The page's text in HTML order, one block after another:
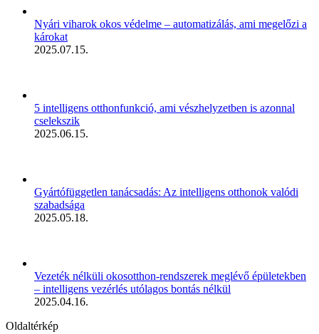
Nyári viharok okos védelme – automatizálás, ami megelőzi a
károkat
2025.07.15.
5 intelligens otthonfunkció, ami vészhelyzetben is azonnal
cselekszik
2025.06.15.
Gyártófüggetlen tanácsadás: Az intelligens otthonok valódi
szabadsága
2025.05.18.
Vezeték nélküli okosotthon-rendszerek meglévő épületekben
– intelligens vezérlés utólagos bontás nélkül
2025.04.16.
Oldaltérkép